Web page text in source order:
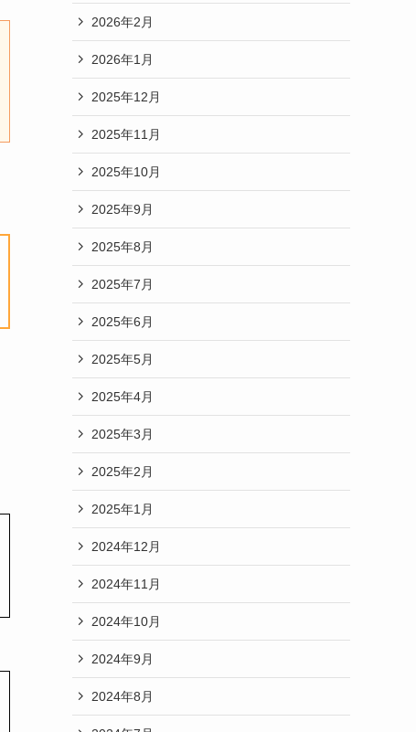
2026年2月
2026年1月
2025年12月
2025年11月
2025年10月
2025年9月
2025年8月
2025年7月
2025年6月
2025年5月
2025年4月
2025年3月
2025年2月
2025年1月
2024年12月
2024年11月
2024年10月
2024年9月
2024年8月